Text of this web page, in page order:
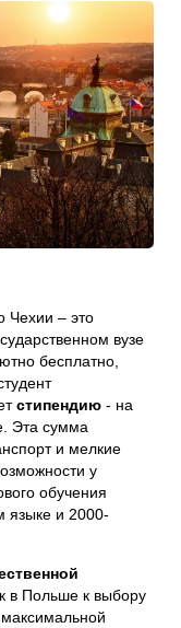
Чехии – это
вузе
бесплатно,
стипендию - на
Эта сумма
и мелкие
у
обучения
языке и 2000-
в Польше к выбору